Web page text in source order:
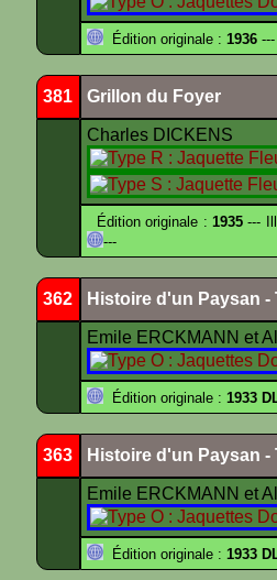
Édition originale : 1936
381 Grillon du Foyer
Charles DICKENS
Édition originale : 1935---
---
362 Histoire d'un Paysan -
Emile ERCKMANN et
Édition originale : 1933
363 Histoire d'un Paysan -
Emile ERCKMANN et
Édition originale : 1933